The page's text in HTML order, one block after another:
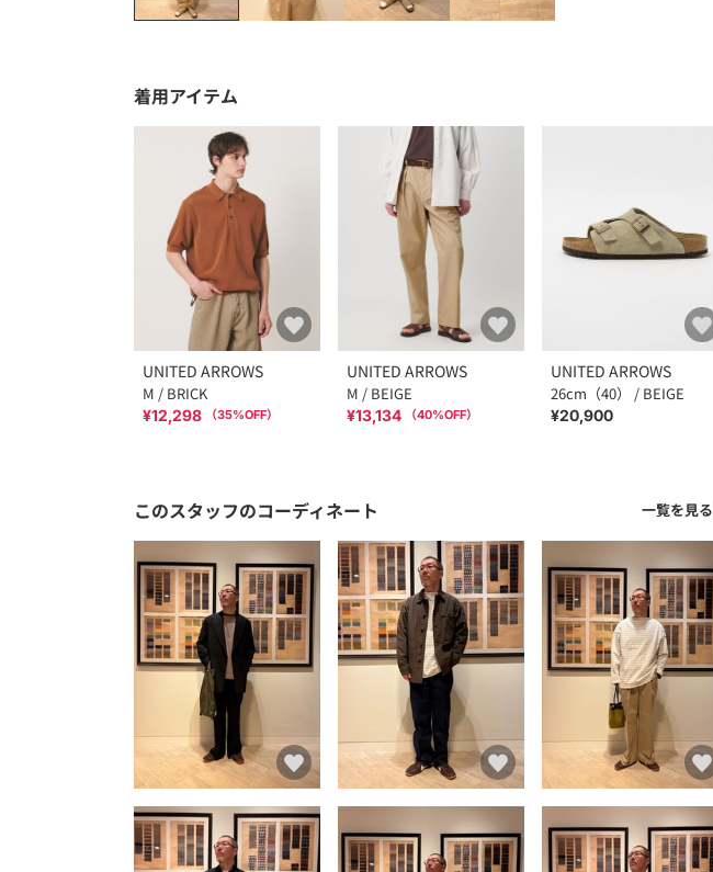
着用アイテム
UNITED ARROWS
M / BRICK
¥12,298 （35%OFF）
UNITED ARROWS
M / BEIGE
¥13,134 （40%OFF）
UNITED ARROWS
26cm（40） / BEIGE
¥20,900
このスタッフのコーディネート 一覧を見る